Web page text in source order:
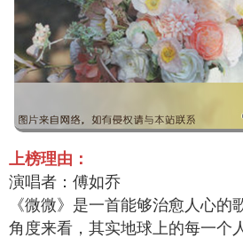
上榜理由：
演唱者：傅如乔
《微微》是一首能够治愈人心的
角度来看，其实地球上的每一个